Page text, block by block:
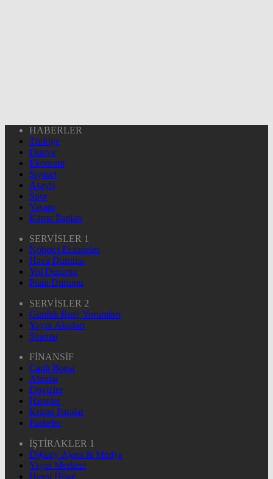
HABERLER
Türkiye
Dünya
Ekonomi
Siyaset
Asayiş
Spor
Yaşam
Kamu İlanları
SERVİSLER 1
Nöbetçi Eczaneler
Hava Durumu
Yol Durumu
Puan Durumu
SERVİSLER 2
Günlük Burç Yorumları
Yayın Akışları
Sinema
FİNANSİF
Canlı Borsa
Altınlar
Dövizler
Hisseler
Kripto Paralar
Pariteler
İŞTİRAKLER 1
Dijitary Ajans & Medya
Yayın Merkezi
Hepsi Hisse